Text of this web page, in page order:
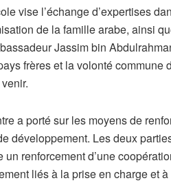
vise l’échange d’expertises
de la famille arabe, ainsi
Jassim bin
frères et la volonté
a porté sur les moyens de
développement. Les deux
un renforcement d’une
liés à la prise en charge et